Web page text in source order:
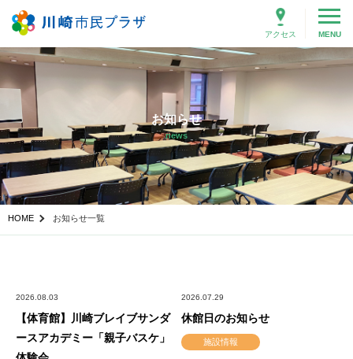
アクセス MENU
お知らせ
news
HOME お知らせ一覧
2026.08.03
【体育館】川崎ブレイブサンダ
ースアカデミー「親子バスケ」
2026.07.29
休館日のお知らせ
施設情報